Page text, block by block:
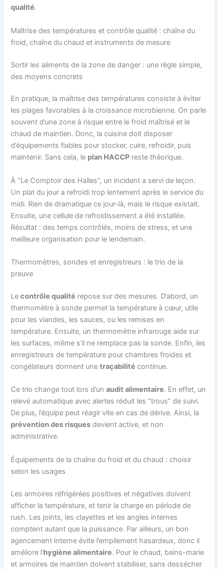
qualité.
Maîtrise des températures et contrôle qualité : chaîne du
froid, chaîne du chaud et instruments de mesure
Sortir les aliments de la zone de danger : une règle simple,
des moyens concrets
En pratique, la maîtrise des températures consiste à éviter
les plages favorables à la croissance microbienne. On parle
souvent d’une zone à risque entre le froid maîtrisé et le
chaud de maintien. Donc, la cuisine doit disposer
d’équipements fiables pour stocker, cuire, refroidir, puis
maintenir. Sans cela, le plan HACCP reste théorique.
À “Le Comptoir des Halles”, un incident a servi de leçon.
Un plat du jour a refroidi trop lentement après le service du
midi. Rien de dramatique ce jour-là, mais le risque existait.
Ensuite, une cellule de refroidissement a été installée.
Résultat : des temps contrôlés, moins de stress, et une
meilleure organisation pour le lendemain.
Thermomètres, sondes et enregistreurs : le trio de la
preuve
Lecontrôle qualité repose sur des mesures. D’abord, un
thermomètre à sonde permet la température à cœur, utile
pour les viandes, les sauces, ou les remises en
température. Ensuite, un thermomètre infrarouge aide sur
les surfaces, même s’il ne remplace pas la sonde. Enfin, les
enregistreurs de température pour chambres froides et
congélateurs donnent unetraçabilité continue.
Ce trio change tout lors d’unaudit alimentaire. En effet, un
relevé automatique avec alertes réduit les “trous” de suivi.
De plus, l’équipe peut réagir vite en cas de dérive. Ainsi, la
prévention des risques devient active, et non
administrative.
Équipements de la chaîne du froid et du chaud : choisir
selon les usages
Les armoires réfrigérées positives et négatives doivent
afficher la température, et tenir la charge en période de
rush. Les joints, les clayettes et les angles internes
comptent autant que la puissance. Par ailleurs, un bon
agencement interne évite l’empilement hasardeux, donc il
améliore l’hygiène alimentaire. Pour le chaud, bains-marie
et armoires de maintien doivent stabiliser, sans dessécher